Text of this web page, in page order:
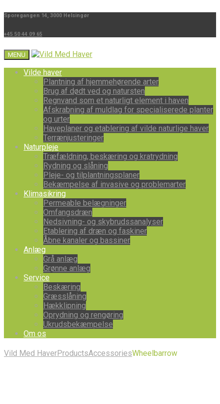
Sporegangen 14, 3000 Helsingør
+45 50 44 09 65
MENU
Vilde haver
Plantning af hjemmehørende arter
Brug af dødt ved og natursten
Regnvand som et naturligt element i haven
Afskrabning af muldlag for specialiserede planter
og urter
Haveplaner og etablering af vilde naturlige haver
Terrænjusteringer
Naturpleje
Træfældning, beskæring og kratrydning
Rydning og slåning
Pleje- og tilplantningsplaner
Bekæmpelse af invasive og problemarter
Klimasikring
Permeable belægninger
Omfangsdræn
Nedsivning- og skybrudssanalyser
Etablering af dræn og faskiner
Åbne kanaler og bassiner
Anlæg
Grå anlæg
Grønne anlæg
Service
Beskæring
Græsslåning
Hækklipning
Oprydning og rengøring
Ukrudsbekæmpelse
Om os
Vild Med HaverProductsAccessoriesWheelbarrow